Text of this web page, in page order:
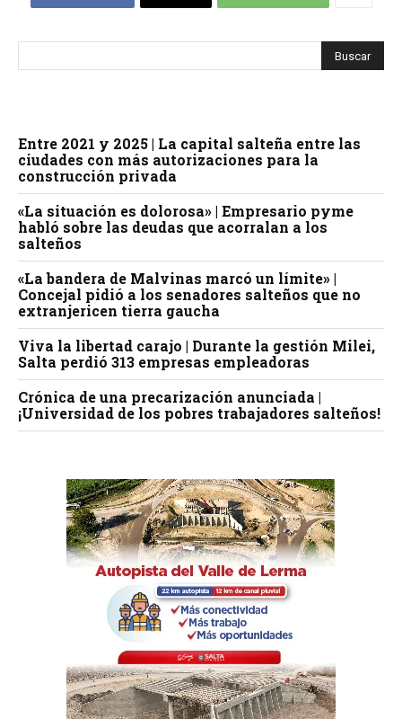
Entre 2021 y 2025 | La capital salteña entre las
ciudades con más autorizaciones para la
construcción privada
«La situación es dolorosa» | Empresario pyme
habló sobre las deudas que acorralan a los
salteños
«La bandera de Malvinas marcó un límite» |
Concejal pidió a los senadores salteños que no
extranjericen tierra gaucha
Viva la libertad carajo | Durante la gestión Milei,
Salta perdió 313 empresas empleadoras
Crónica de una precarización anunciada |
¡Universidad de los pobres trabajadores salteños!